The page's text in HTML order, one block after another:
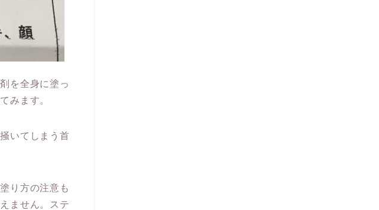
を全身に塗っ
みます。
いてしまう首
り方の注意も
ません。ステ